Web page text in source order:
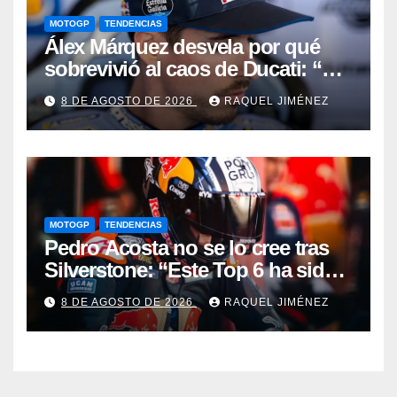
MOTOGP TENDENCIAS
Álex Márquez desvela por qué
sobrevivió al caos de Ducati: “No
sé cómo acabé siendo el mejor”
8 DE AGOSTO DE 2026 RAQUEL JIMÉNEZ
MOTOGP TENDENCIAS
Pedro Acosta no se lo cree tras
Silverstone: “Este Top 6 ha sido
una sorpresa”
8 DE AGOSTO DE 2026 RAQUEL JIMÉNEZ